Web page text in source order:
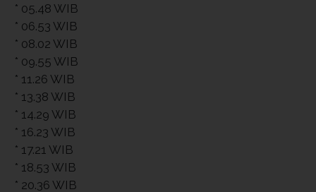
* 05.48 WIB
* 06.53 WIB
* 08.02 WIB
* 09.55 WIB
* 11.26 WIB
* 13.38 WIB
* 14.29 WIB
* 16.23 WIB
* 17.21 WIB
* 18.53 WIB
* 20.36 WIB